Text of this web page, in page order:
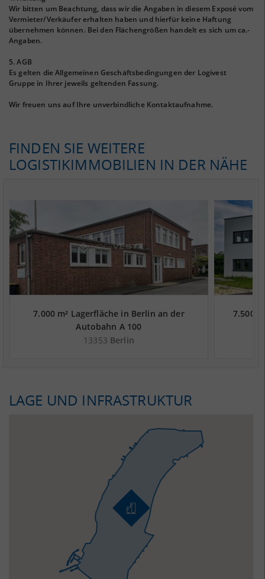
Wir bitten um Beachtung, dass wir die Angaben in diesem Exposé vom
Vermieter/Verkäufer erhalten haben und hierfür keine Haftung
übernehmen können. Bei den Flächengrößen handelt es sich um ca.-
Angaben.
5. AGB
Es gelten die Allgemeinen Geschäftsbedingungen der Logivest
Gruppe in Ihrer jeweils geltenden Fassung.
Wir freuen uns auf Ihre unverbindliche Kontaktaufnahme.
FINDEN SIE WEITERE
LOGISTIKIMMOBILIEN IN DER NÄHE
7.000 m² Lagerfläche in Berlin an der
Autobahn A 100
13353 Berlin
7.500
LAGE UND INFRASTRUKTUR